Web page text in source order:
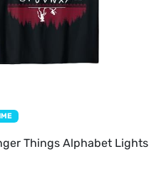
Things Alphabet Lights